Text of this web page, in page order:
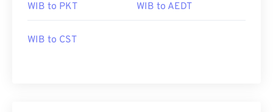
WIB to PKT WIB to AEDT
WIB to CST